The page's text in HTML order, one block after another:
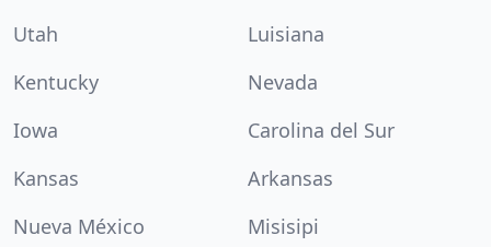
Utah
Luisiana
Kentucky
Nevada
Iowa
Carolina del Sur
Kansas
Arkansas
Nueva México
Misisipi